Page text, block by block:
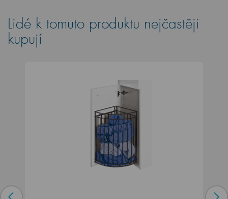
Lidé k tomuto produktu nejčastěji
kupují